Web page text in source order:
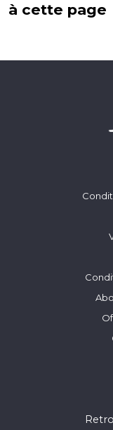
à cette page